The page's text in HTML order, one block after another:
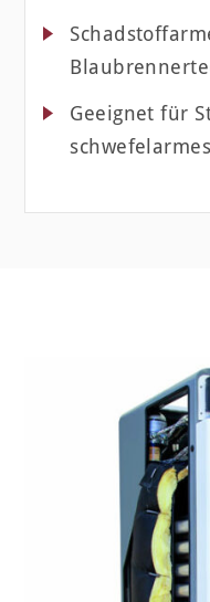
Geeignet für